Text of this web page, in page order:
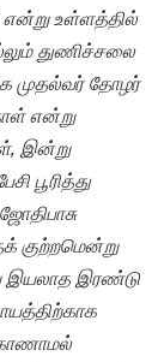
என்று உள்ளத்தில்
துணிச்சலை
முதல்வர் தோழர்
என்று
இன்று
பூரித்து
ஜோதிபாசு
குற்றமென்று
இயலாத இரண்டு
காணாமல்